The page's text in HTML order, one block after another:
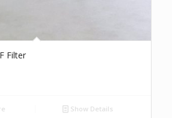
Filter
Show Details